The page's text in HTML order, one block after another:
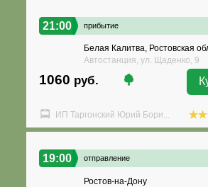
21:00 прибытие
Белая Калитва, Ростовская
Автостанция, ул. Щаденко, 9
1060 руб.
ИП Таргонский Юрий Бори...
19:00 отправление
Ростов-на-Дону